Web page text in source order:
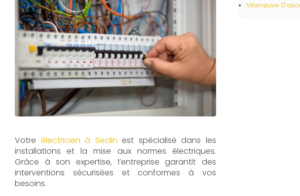
Votre électricien à Seclin est spécialisé dans les
installations et la mise aux normes électriques.
Grâce à son expertise, l’entreprise garantit des
interventions sécurisées et conformes à vos
besoins.
Villeneuve